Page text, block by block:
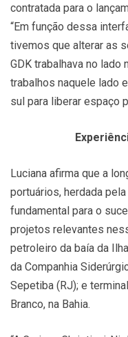
contratada para o
“Em função dessa
tivemos que alterar as
GDK trabalhava no lado
trabalhos naquele lado
sul para liberar espaço
Luciana afirma que a
portuários, herdada
fundamental para o
projetos relevantes
petroleiro da baía da
da Companhia
Sepetiba (RJ); e
Branco, na Bahia.